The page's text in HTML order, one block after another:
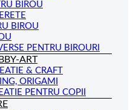
BIROU
BIROU
PENTRU BIROURI
ART
& CRAFT
ORIGAMI
PENTRU COPII